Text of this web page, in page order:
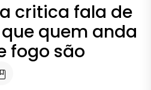
critica fala de
quem anda
fogo são